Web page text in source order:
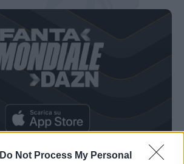
Do Not Process My Personal
SCARICA QUI L'APP IOS